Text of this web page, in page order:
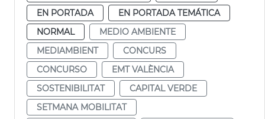
EN PORTADA
EN PORTADA TEMÁTICA
NORMAL
MEDIO AMBIENTE
MEDIAMBIENT
CONCURS
CONCURSO
EMT VALÈNCIA
SOSTENIBILITAT
CAPITAL VERDE
SETMANA MOBILITAT